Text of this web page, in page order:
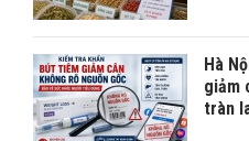
Hà
giảm
tràn